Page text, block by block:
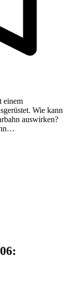
einem
Wie kann
auswirken?